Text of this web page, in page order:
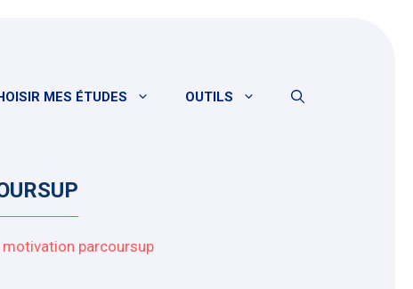
MES ÉTUDES OUTILS
parcoursup